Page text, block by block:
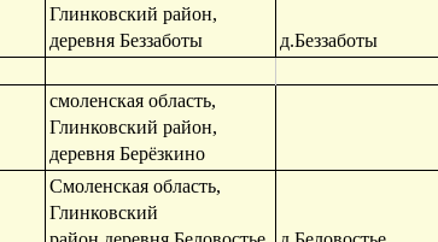
Глинковский район,
деревня Беззаботы
д.Беззаботы
смоленская область,
Глинковский район,
деревня Берёзкино
Смоленская область,
Глинковский